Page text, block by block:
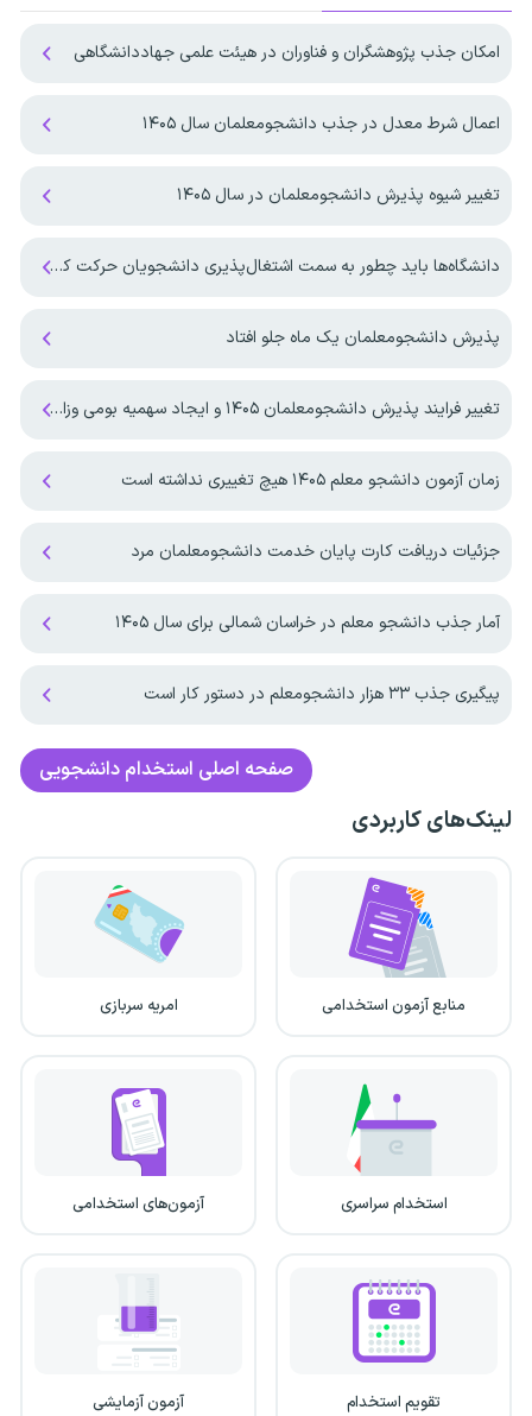
امکان جذب پژوهشگران و فناوران در هیئت علمی جهاددانشگاهی
اعمال شرط معدل در جذب دانشجومعلمان سال ۱۴۰۵
تغییر شیوه پذیرش دانشجومعلمان در سال ۱۴۰۵
دانشگاه‌ها باید چطور به سمت اشتغال‌پذیری دانشجویان حرکت کنند؟
پذیرش دانشجومعلمان یک ماه جلو افتاد
تغییر فرایند پذیرش دانشجومعلمان ۱۴۰۵ و ایجاد سهمیه بومی وزارت بهداشت
زمان آزمون دانشجو معلم ۱۴۰۵ هیچ تغییری نداشته است
جزئیات دریافت کارت پایان خدمت دانشجومعلمان مرد
آمار جذب دانشجو معلم در خراسان شمالی برای سال ۱۴۰۵
پیگیری جذب ۳۳ هزار دانشجومعلم در دستور کار است
صفحه اصلی استخدام دانشجویی
لینک‌های کاربردی
منابع آزمون استخدامی امریه سربازی
استخدام سراسری آزمون‌های استخدامی
تقویم استخدام آزمون آزمایشی